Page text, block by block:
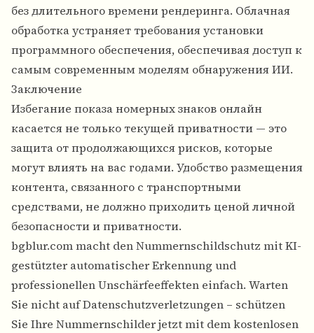
без длительного времени рендеринга. Облачная
обработка устраняет требования установки
программного обеспечения, обеспечивая доступ к
самым современным моделям обнаружения ИИ.
Заключение
Избегание показа номерных знаков онлайн
касается не только текущей приватности — это
защита от продолжающихся рисков, которые
могут влиять на вас годами. Удобство размещения
контента, связанного с транспортными
средствами, не должно приходить ценой личной
безопасности и приватности.
bgblur.com macht den Nummernschildschutz mit KI-
gestützter automatischer Erkennung und
professionellen Unschärfeeffekten einfach. Warten
Sie nicht auf Datenschutzverletzungen – schützen
Sie Ihre Nummernschilder jetzt mit dem kostenlosen